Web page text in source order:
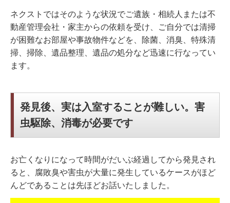
ネクストではそのような状況でご遺族・相続人または不
動産管理会社・家主からの依頼を受け、ご自分では清掃
が困難なお部屋や事故物件などを、除菌、消臭、特殊清
掃、掃除、遺品整理、遺品の処分など迅速に行なってい
ます。
発見後、実は入室することが難しい。害
虫駆除、消毒が必要です
お亡くなりになって時間がだいぶ経過してから発見され
ると、腐敗臭や害虫が大量に発生しているケースがほど
んどであることは先ほどお話いたしました。